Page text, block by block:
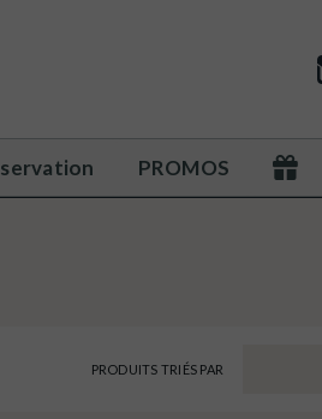
PROMOS
PRODUITS TRIÉS PAR